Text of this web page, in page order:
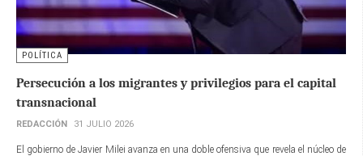
POLÍTICA
Persecución a los migrantes y privilegios para el capital
transnacional
REDACCIÓN 31 JULIO 2026
El gobierno de Javier Milei avanza en una doble ofensiva que revela el núcleo de